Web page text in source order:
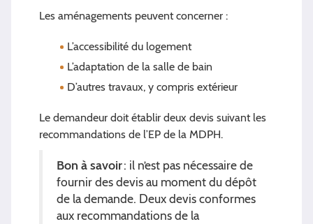
Les aménagements peuvent concerner :
L’accessibilité du logement
L’adaptation de la salle de bain
D’autres travaux, y compris extérieur
Le demandeur doit établir deux devis suivant les
recommandations de l’EP de la MDPH.
Bon à savoir: il n’est pas nécessaire de
fournir des devis au moment du dépôt
de la demande. Deux devis conformes
aux recommandations de la